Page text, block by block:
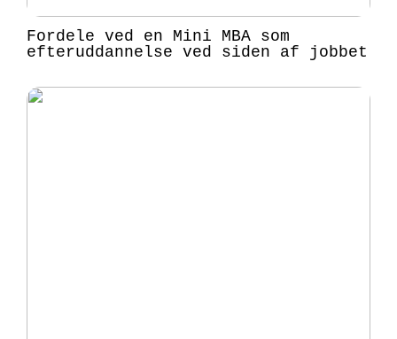
Fordele ved en Mini MBA som
efteruddannelse ved siden af jobbet